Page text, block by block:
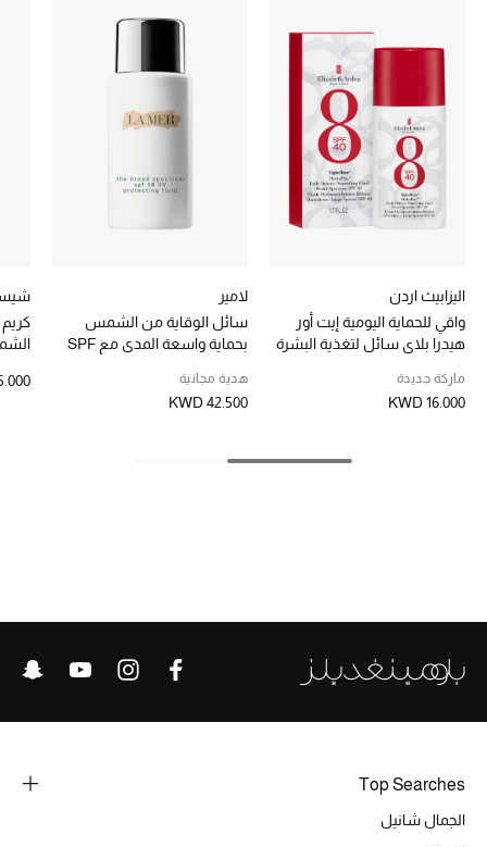
حقائب وأحذية متطابقة
هدايا للنساء
ركن الفخامة
جميع الملابس النسائية
جميع الحقائب النسائية
جميع الإكسسورات النسائية
الموسم الجديد
الحقائب النسائية
حقائب رجالية
اليزابيث اردن
واقي للحماية اليومية إيت أور
هيدرا بلاي سائل لتغذية البشرة
ماركة جديدة
KWD 16.000
لامير
سائل الوقاية من الشمس
بحماية واسعة المدى مع SPF
هدية مجانية
KWD 42.500
Top Searches
الجمال شانيل